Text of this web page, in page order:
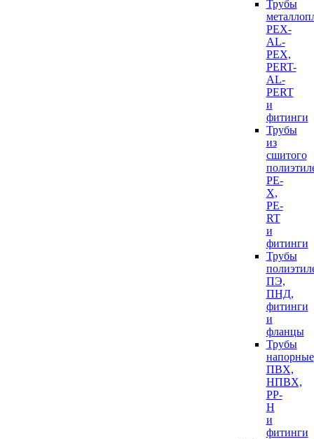
Трубы
PEX-
AL-
PEX,
PERT-
AL-
PERT
и
фитинги
Трубы
из
сшитого
PE-
X,
PE-
RT
и
фитинги
Трубы
ПЭ,
ПНД,
фитинги
и
фланцы
Трубы
напорные
ПВХ,
НПВХ,
PP-
H
и
фитинги